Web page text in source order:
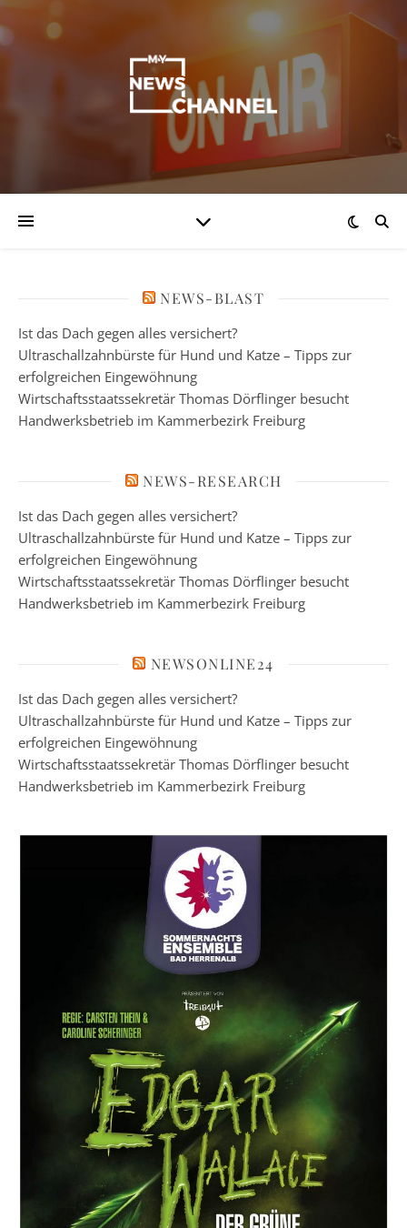
NEWS-BLAST
Ist das Dach gegen alles versichert?
Ultraschallzahnbürste für Hund und Katze – Tipps zur
erfolgreichen Eingewöhnung
Wirtschaftsstaatssekretär Thomas Dörflinger besucht
Handwerksbetrieb im Kammerbezirk Freiburg
NEWS-RESEARCH
Ist das Dach gegen alles versichert?
Ultraschallzahnbürste für Hund und Katze – Tipps zur
erfolgreichen Eingewöhnung
Wirtschaftsstaatssekretär Thomas Dörflinger besucht
Handwerksbetrieb im Kammerbezirk Freiburg
NEWSONLINE24
Ist das Dach gegen alles versichert?
Ultraschallzahnbürste für Hund und Katze – Tipps zur
erfolgreichen Eingewöhnung
Wirtschaftsstaatssekretär Thomas Dörflinger besucht
Handwerksbetrieb im Kammerbezirk Freiburg